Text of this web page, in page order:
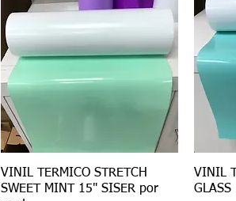
Vista rápida
VINIL TERMICO STRETCH
SWEET MINT 15" SISER por
VINIL